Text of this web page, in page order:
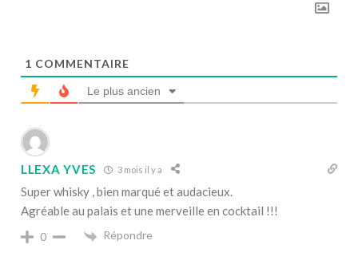
1 COMMENTAIRE
Le plus ancien
LLEXA YVES 3 mois il y a
Super whisky , bien marqué et audacieux.
Agréable au palais et une merveille en cocktail !!!
0 Répondre